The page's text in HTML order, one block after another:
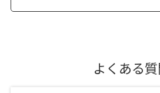
よくある